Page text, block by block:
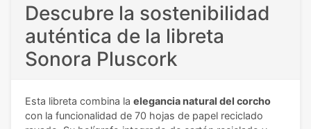
Descubre la sostenibilidad
auténtica de la libreta
Sonora Pluscork
Esta libreta combina la elegancia natural del corcho
con la funcionalidad de 70 hojas de papel reciclado